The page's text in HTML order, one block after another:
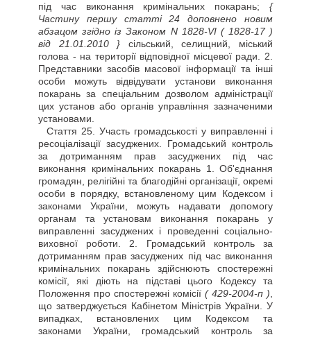
під час виконання кримінальних покарань; {
Частину першу статті 24 доповнено новим
абзацом згідно із Законом N 1828-VI ( 1828-17 )
від 21.01.2010 } сільський, селищний, міський
голова - на території відповідної місцевої ради. 2.
Представники засобів масової інформації та інші
особи можуть відвідувати установи виконання
покарань за спеціальним дозволом адміністрації
цих установ або органів управління зазначеними
установами.
Стаття 25. Участь громадськості у виправленні і
ресоціалізації засуджених. Громадський контроль
за дотриманням прав засуджених під час
виконання кримінальних покарань 1. Об'єднання
громадян, релігійні та благодійні організації, окремі
особи в порядку, встановленому цим Кодексом і
законами України, можуть надавати допомогу
органам та установам виконання покарань у
виправленні засуджених і проведенні соціально-
виховної роботи. 2. Громадський контроль за
дотриманням прав засуджених під час виконання
кримінальних покарань здійснюють спостережні
комісії, які діють на підставі цього Кодексу та
Положення про спостережні комісії ( 429-2004-п )
що затверджується Кабінетом Міністрів України. У
випадках, встановлених цим Кодексом та
законами України, громадський контроль за